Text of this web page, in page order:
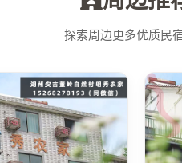
探索周边更多优质民